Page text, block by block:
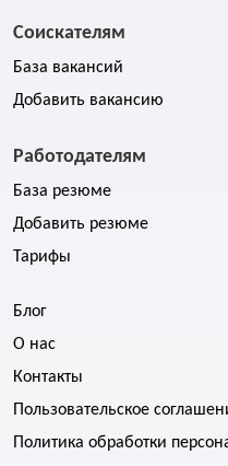
Соискателям
База вакансий
Добавить вакансию
Работодателям
База резюме
Добавить резюме
Тарифы
Блог
О нас
Контакты
Пользовательское
Политика обработки